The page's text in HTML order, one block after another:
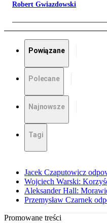
Robert Gwiazdowski
Powiązane
Polecane
Najnowsze
Tagi
Jacek Czaputowicz
Wojciech Warski:
Aleksander Hall:
Przemysław Czarnek
Promowane treści